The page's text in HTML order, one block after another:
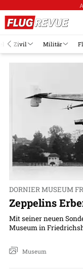
Zivil Militär
DORNIER MUSEUM
Zeppelins
Mit seiner neuen
Museum in
Museum